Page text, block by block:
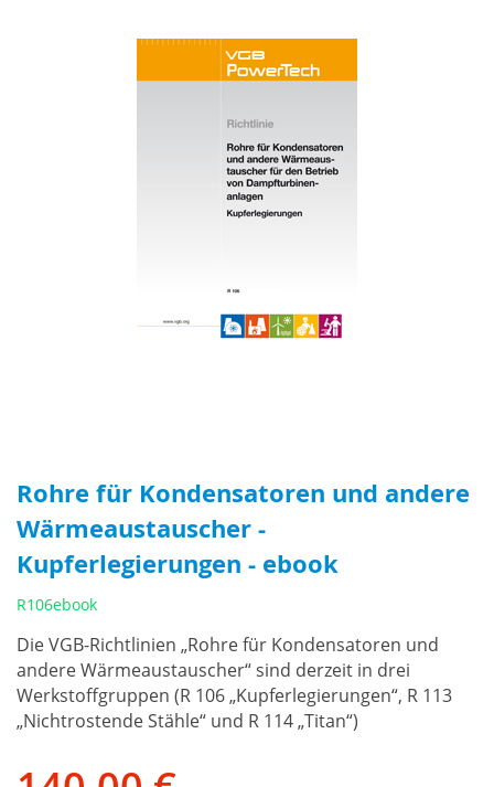
Rohre für Kondensatoren und andere
Wärmeaustauscher -
Kupferlegierungen - ebook
R106ebook
Die VGB-Richtlinien „Rohre für Kondensatoren und
andere Wärmeaustauscher“ sind derzeit in drei
Werkstoffgruppen (R 106 „Kupferlegierungen“, R 113
„Nichtrostende Stähle“ und R 114 „Titan“)